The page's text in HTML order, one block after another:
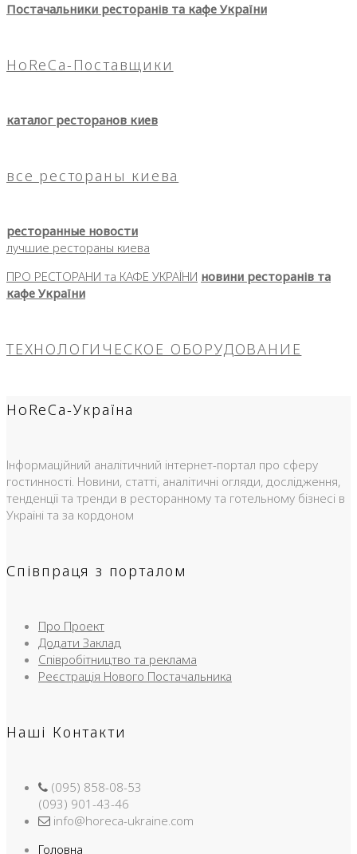
Постачальники ресторанів та кафе України
HoReCa-Поставщики
каталог ресторанов киев
все рестораны киева
ресторанные новости
лучшие рестораны киева
ПРО РЕСТОРАНИ та КАФЕ УКРАЇНИ новини ресторанів та
кафе України
ТЕХНОЛОГИЧЕСКОЕ ОБОРУДОВАНИЕ
HoReCa-Україна
Інформаційний аналітичний інтернет-портал про сферу
гостинності. Новини, статті, аналітичні огляди, дослідження,
тенденції та тренди в ресторанному та готельному бізнесі в
Україні та за кордоном
Співпраця з порталом
Про Проект
Додати Заклад
Співробітництво та реклама
Реєстрація Нового Постачальника
Наші Контакти
(095) 858-08-53
(093) 901-43-46
info@horeca-ukraine.com
Головна